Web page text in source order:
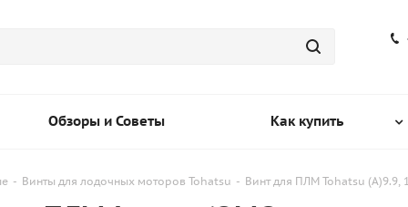
Обзоры и Советы Как купить
- Винты для лодочных моторов Tohatsu - Винт для ПЛМ Tohatsu (A)9.9,